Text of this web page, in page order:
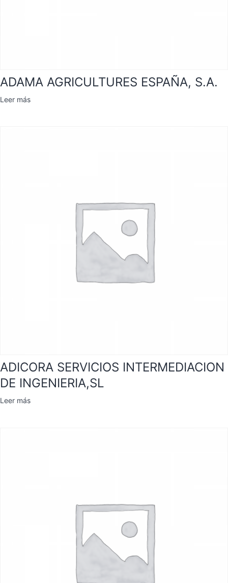
ADAMA AGRICULTURES ESPAÑA, S.A.
Leer más
ADICORA SERVICIOS INTERMEDIACION
DE INGENIERIA,SL
Leer más